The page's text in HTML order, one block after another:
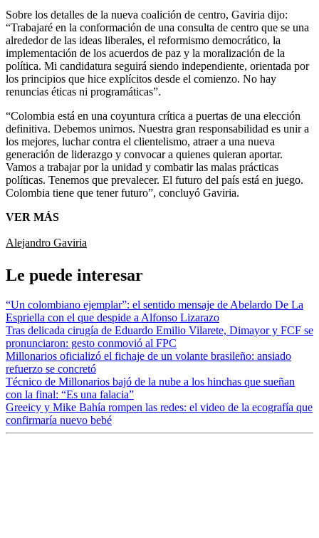
Sobre los detalles de la nueva coalición de centro, Gaviria dijo:
“Trabajaré en la conformación de una consulta de centro que se una
alrededor de las ideas liberales, el reformismo democrático, la
implementación de los acuerdos de paz y la moralización de la
política. Mi candidatura seguirá siendo independiente, orientada por
los principios que hice explícitos desde el comienzo. No hay
renuncias éticas ni programáticas”.
“Colombia está en una coyuntura crítica a puertas de una elección
definitiva. Debemos unirnos. Nuestra gran responsabilidad es unir a
los mejores, luchar contra el clientelismo, atraer a una nueva
generación de liderazgo y convocar a quienes quieran aportar.
Vamos a trabajar por la unidad y combatir las malas prácticas
políticas. Tenemos que prevalecer. El futuro del país está en juego.
Colombia tiene que tener futuro”, concluyó Gaviria.
VER MÁS
Alejandro Gaviria
Le puede interesar
“Un colombiano ejemplar”: el sentido mensaje de Abelardo De La
Espriella con el que despide a Alfonso Lizarazo
Tras delicada cirugía de Eduardo Emilio Vilarete, Dimayor y FCF se
pronunciaron: gesto conmovió al FPC
Millonarios oficializó el fichaje de un volante brasileño: ansiado
refuerzo se concretó
Técnico de Millonarios bajó de la nube a los hinchas que sueñan
con la final: “Es una falacia”
Greeicy y Mike Bahía rompen las redes: el video de la ecografía que
confirmaría nuevo bebé